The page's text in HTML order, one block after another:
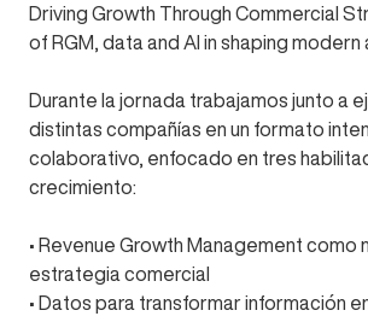
Driving Growth Through Commercial
of RGM, data and AI in shaping modern
Durante la jornada trabajamos junto a
distintas compañías en un formato
colaborativo, enfocado en tres
crecimiento:
• Revenue Growth Management como
estrategia comercial
• Datos para transformar información